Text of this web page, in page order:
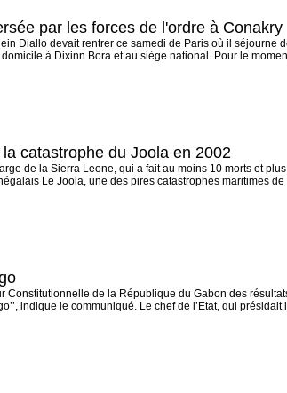
par les forces de l'ordre à Conakry
Diallo devait rentrer ce samedi de Paris où il séjourne
à Dixinn Bora et au siège national. Pour le
catastrophe du Joola en 2002
de la Sierra Leone, qui a fait au moins 10 morts et
Le Joola, une des pires catastrophes maritimes
Constitutionnelle de la République du Gabon des
indique le communiqué. Le chef de l’Etat, qui